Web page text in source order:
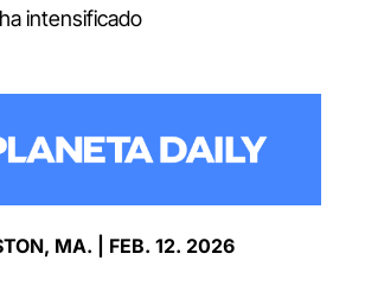
intensificado
MA. | FEB. 12. 2026